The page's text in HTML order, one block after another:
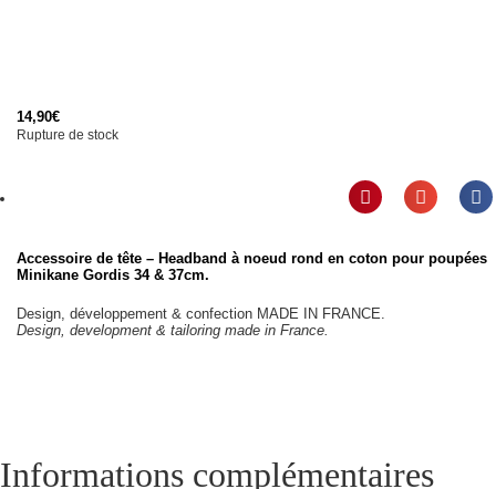
14,90€
Rupture de stock
Accessoire de tête – Headband à noeud rond en coton pour poupées
Minikane Gordis 34 & 37cm.
Design, développement & confection MADE IN FRANCE.
Design, development & tailoring made in France.
Informations complémentaires